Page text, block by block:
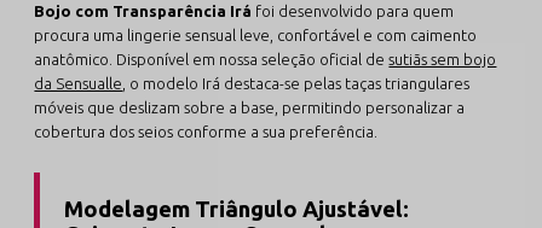
Bojo com Transparência Irá foi desenvolvido para quem
procura uma lingerie sensual leve, confortável e com caimento
anatômico. Disponível em nossa seleção oficial desutiãs sem bojo
da Sensualle , o modelo Irá destaca-se pelas taças triangulares
móveis que deslizam sobre a base, permitindo personalizar a
cobertura dos seios conforme a sua preferência.
Modelagem Triângulo Ajustável: